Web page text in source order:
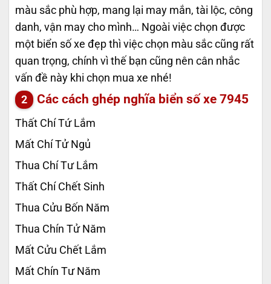
màu sắc phù hợp, mang lại may mắn, tài lộc, công
danh, vận may cho mình… Ngoài việc chọn được
một biển số xe đẹp thì việc chọn màu sắc cũng rất
quan trọng, chính vì thế bạn cũng nên cân nhắc
vấn đề này khi chọn mua xe nhé!
Các cách ghép nghĩa biển số xe 7945
Thất Chí Tứ Lắm
Mất Chí Tử Ngủ
Thua Chí Tư Lắm
Thất Chí Chết Sinh
Thua Cửu Bốn Năm
Thua Chín Tử Năm
Mất Cửu Chết Lắm
Mất Chín Tư Năm